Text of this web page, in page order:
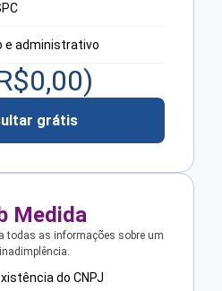
e administrativo
0,00)
grátis
Medida
todas as informações sobre um
do CNPJ